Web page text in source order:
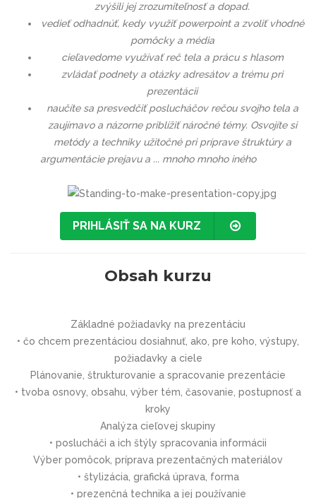
zvýšili jej zrozumiteľnosť a dopad.
vedieť odhadnúť, kedy využiť powerpoint a zvoliť vhodné
pomôcky a média
cieľavedome využívať reč tela a prácu s hlasom
zvládať podnety a otázky adresátov a trému pri
prezentácii
naučíte sa presvedčiť poslucháčov rečou svojho tela a
zaujímavo a názorne priblížiť náročné témy. Osvojíte si
metódy a techniky užitočné pri príprave štruktúry a
argumentácie prejavu a ... mnoho mnoho iného
PRIHLÁSIŤ SA NA KURZ
Obsah kurzu
Základné požiadavky na prezentáciu
• čo chcem prezentáciou dosiahnuť, ako, pre koho, výstupy,
požiadavky a ciele
Plánovanie, štrukturovanie a spracovanie prezentácie
• tvoba osnovy, obsahu, výber tém, časovanie, postupnosť a
kroky
Analýza cieľovej skupiny
• poslucháči a ich štýly spracovania informácii
Výber pomôcok, príprava prezentačných materiálov
• štylizácia, grafická úprava, forma
• prezenčná technika a jej používanie